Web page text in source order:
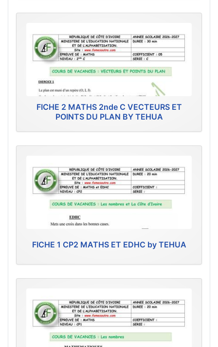
FICHE 2 MATHS 2nde C VECTEURS ET
POINTS DU PLAN BY TEHUA
FICHE 1 CP2 MATHS ET EDHC by TEHUA